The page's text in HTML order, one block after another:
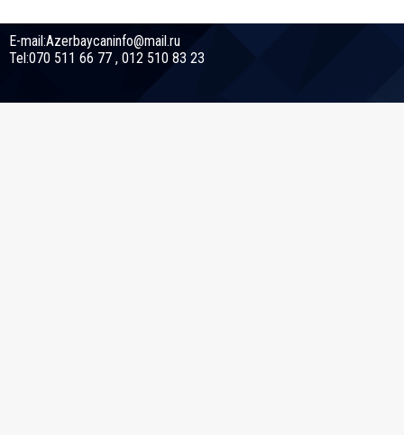
E-mail:Azerbaycaninfo@mail.ru
Tel:070 511 66 77 , 012 510 83 23